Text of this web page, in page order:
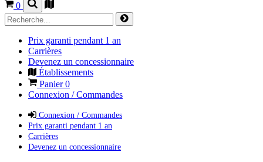
0
Prix garanti pendant 1 an
Carrières
Devenez un concessionnaire
Établissements
Panier0
Connexion / Commandes
Connexion / Commandes
Prix garanti pendant 1 an
Carrières
Devenez un concessionnaire